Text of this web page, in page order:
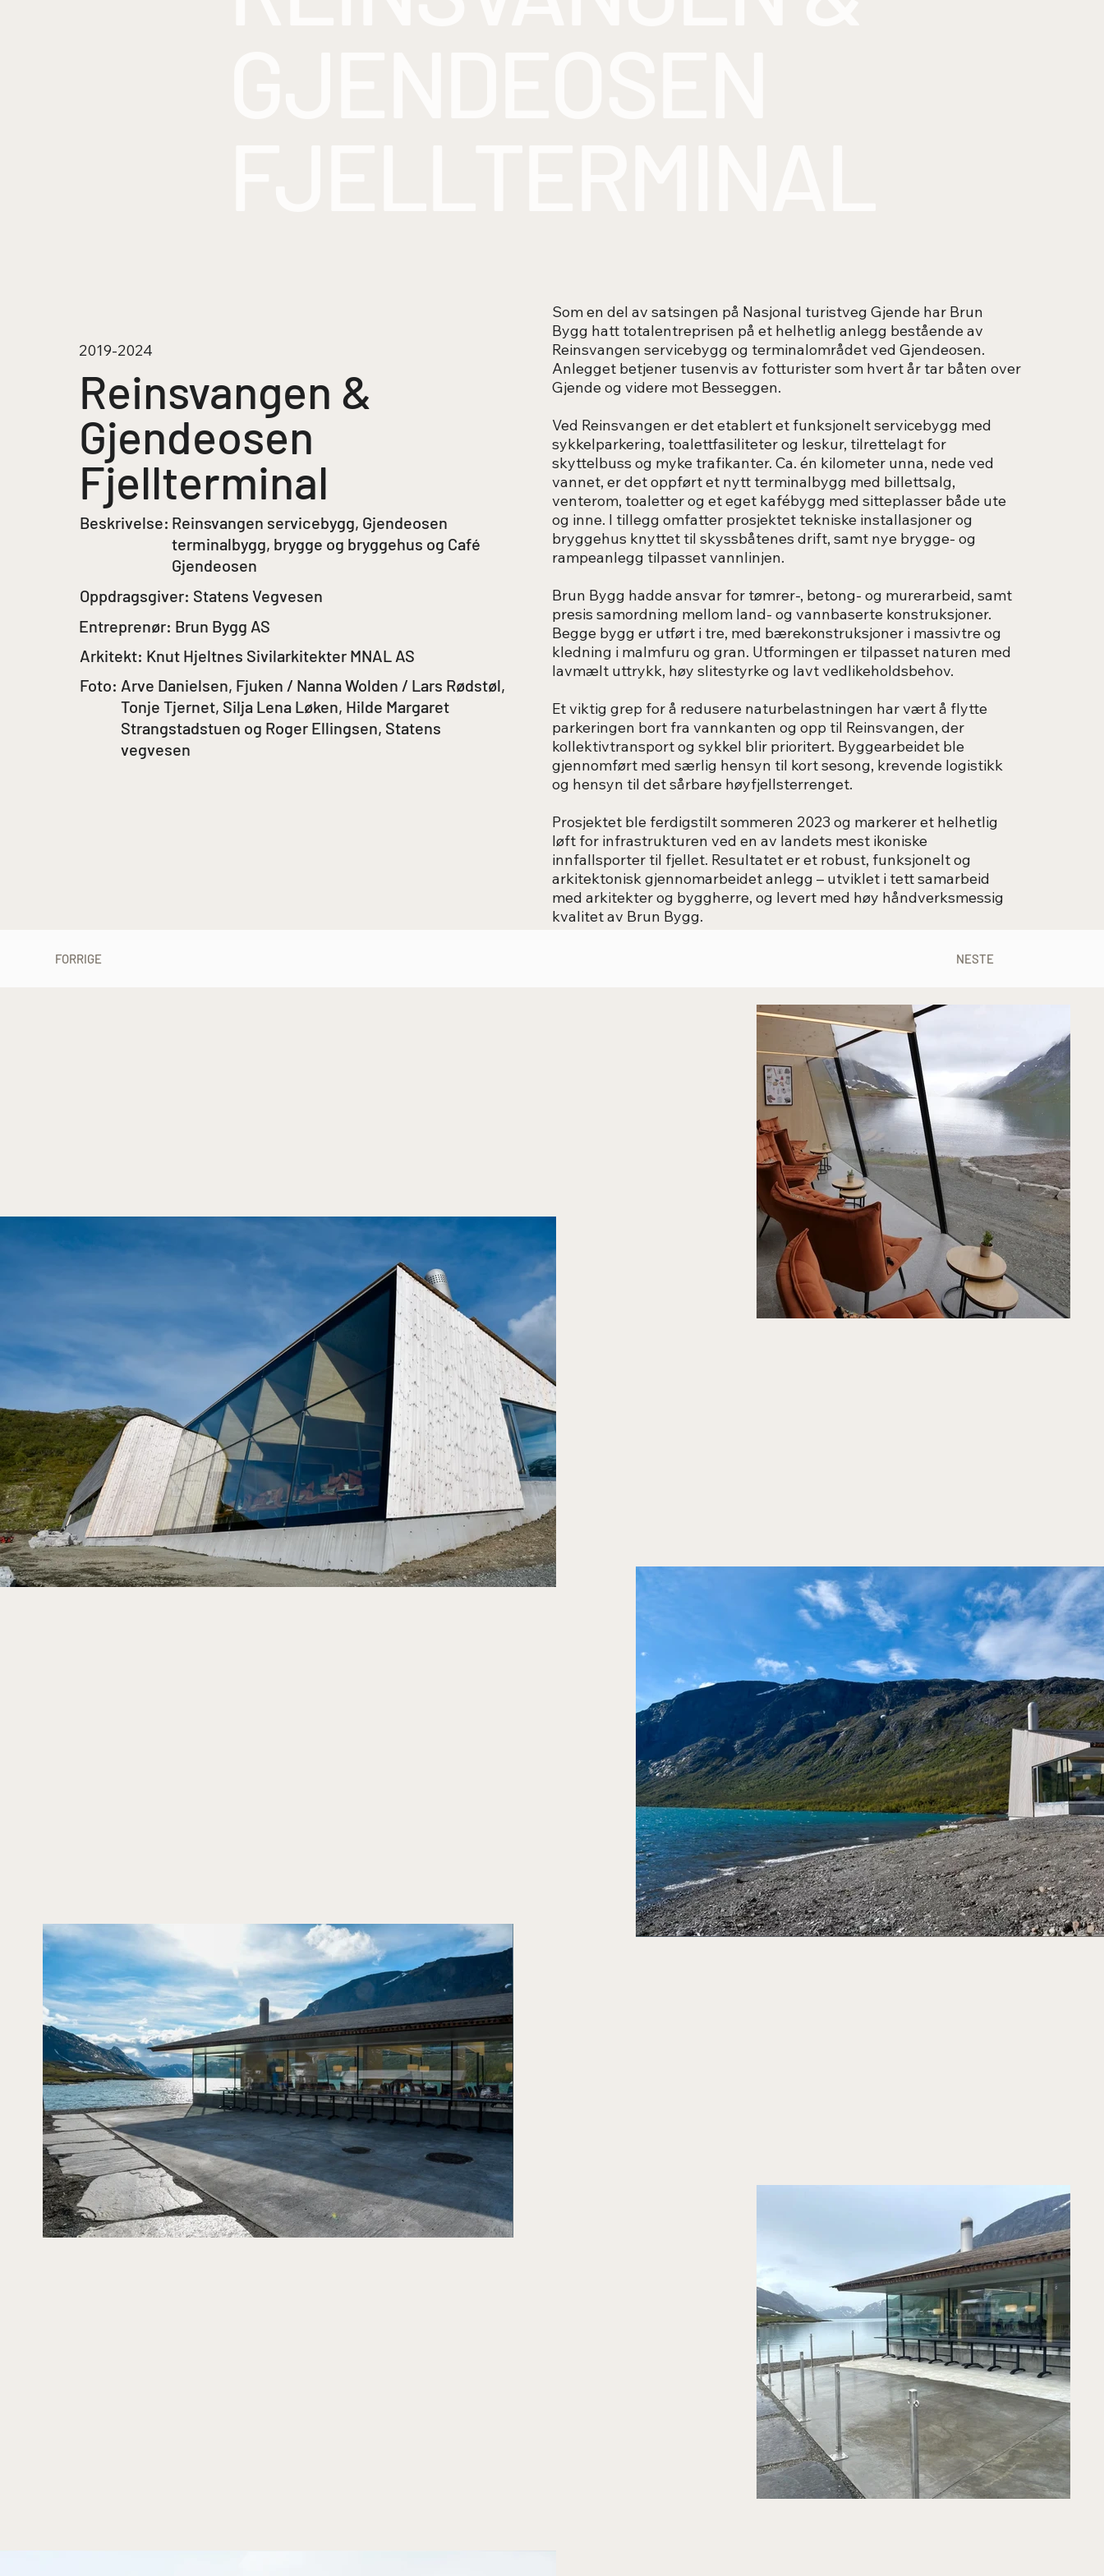
2019-2024
Reinsvangen &
Gjendeosen
Fjellterminal
Beskrivelse: Reinsvangen servicebygg, Gjendeosen
terminalbygg, brygge og bryggehus og Café
Gjendeosen
Oppdragsgiver: Statens Vegvesen
Arkitekt: Knut Hjeltnes Sivilarkitekter MNAL AS
Foto: Arve Danielsen, Fjuken / Nanna Wolden / Lars Rødstøl,
Tonje Tjernet, Silja Lena Løken, Hilde Margaret
Strangstadstuen og Roger Ellingsen, Statens
vegvesen
Entreprenør: Brun Bygg AS
Som en del av satsingen på Nasjonal turistveg Gjende har Brun
Bygg hatt totalentreprisen på et helhetlig anlegg bestående av
Reinsvangen servicebygg og terminalområdet ved Gjendeosen.
Anlegget betjener tusenvis av fotturister som hvert år tar båten over
Gjende og videre mot Besseggen.
Ved Reinsvangen er det etablert et funksjonelt servicebygg med
sykkelparkering, toalettfasiliteter og leskur, tilrettelagt for
skyttelbuss og myke trafikanter. Ca. én kilometer unna, nede ved
vannet, er det oppført et nytt terminalbygg med billettsalg,
venterom, toaletter og et eget kafébygg med sitteplasser både ute
og inne. I tillegg omfatter prosjektet tekniske installasjoner og
bryggehus knyttet til skyssbåtenes drift, samt nye brygge- og
rampeanlegg tilpasset vannlinjen.
Brun Bygg hadde ansvar for tømrer-, betong- og murerarbeid, samt
presis samordning mellom land- og vannbaserte konstruksjoner.
Begge bygg er utført i tre, med bærekonstruksjoner i massivtre og
kledning i malmfuru og gran. Utformingen er tilpasset naturen med
lavmælt uttrykk, høy slitestyrke og lavt vedlikeholdsbehov.
Et viktig grep for å redusere naturbelastningen har vært å flytte
parkeringen bort fra vannkanten og opp til Reinsvangen, der
kollektivtransport og sykkel blir prioritert. Byggearbeidet ble
gjennomført med særlig hensyn til kort sesong, krevende logistikk
og hensyn til det sårbare høyfjellsterrenget.
Prosjektet ble ferdigstilt sommeren 2023 og markerer et helhetlig
løft for infrastrukturen ved en av landets mest ikoniske
innfallsporter til fjellet. Resultatet er et robust, funksjonelt og
arkitektonisk gjennomarbeidet anlegg – utviklet i tett samarbeid
med arkitekter og byggherre, og levert med høy håndverksmessig
kvalitet av Brun Bygg.
FORRIGE NESTE